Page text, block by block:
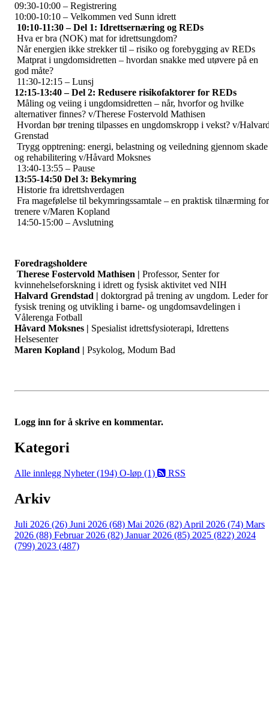
09:30-10:00 – Registrering
10:00-10:10 – Velkommen ved Sunn idrett
10:10-11:30 – Del 1: Idrettsernæring og REDs
Hva er bra (NOK) mat for idrettsungdom?
Når energien ikke strekker til – risiko og forebygging av REDs
Matprat i ungdomsidretten – hvordan snakke med utøvere på en
god måte?
11:30-12:15 – Lunsj
12:15-13:40 – Del 2: Redusere risikofaktorer for REDs
Måling og veiing i ungdomsidretten – når, hvorfor og hvilke
alternativer finnes? v/Therese Fostervold Mathisen
Hvordan bør trening tilpasses en ungdomskropp i vekst? v/
Grenstad
Trygg opptrening: energi, belastning og veiledning gjennom skade
og rehabilitering v/Håvard Moksnes
13:40-13:55 – Pause
13:55-14:50 Del 3: Bekymring
Historie fra idrettshverdagen
Fra magefølelse til bekymringssamtale – en praktisk tilnærming for
trenere v/Maren Kopland
14:50-15:00 – Avslutning
Foredragsholdere
Therese Fostervold Mathisen | Professor, Senter for
kvinnehelseforskning i idrett og fysisk aktivitet ved NIH
Halvard Grendstad | doktorgrad på trening av ungdom. Leder for
fysisk trening og utvikling i barne- og ungdomsavdelingen i
Vålerenga Fotball
Håvard Moksnes | Spesialist idrettsfysioterapi, Idrettens
Helsesenter
Maren Kopland | Psykolog, Modum Bad
Logg inn for å skrive en kommentar.
Kategori
Alle innlegg Nyheter (194) O-løp (1) RSS
Arkiv
Juli 2026 (26) Juni 2026 (68) Mai 2026 (82) April 2026 (74) Mars
2026 (88) Februar 2026 (82) Januar 2026 (85) 2025 (822) 2024
(799) 2023 (487)